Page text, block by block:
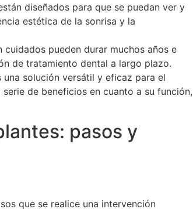
diseñados para que se puedan ver y
estética de la sonrisa y la
cuidados pueden durar muchos años e
de tratamiento dental a largo plazo.
solución versátil y eficaz para el
de beneficios en cuanto a su función,
pasos y
que se realice una intervención